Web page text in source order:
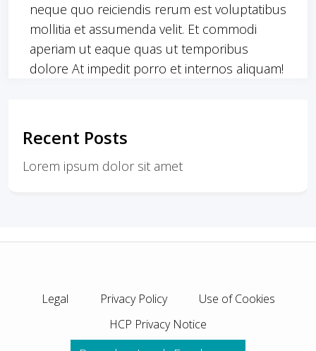
neque quo reiciendis rerum est voluptatibus
mollitia et assumenda velit. Et commodi
aperiam ut eaque quas ut temporibus
dolore At impedit porro et internos aliquam!
Recent Posts
Lorem ipsum dolor sit amet
Legal Privacy Policy
Use of Cookies
HCP Privacy Notice